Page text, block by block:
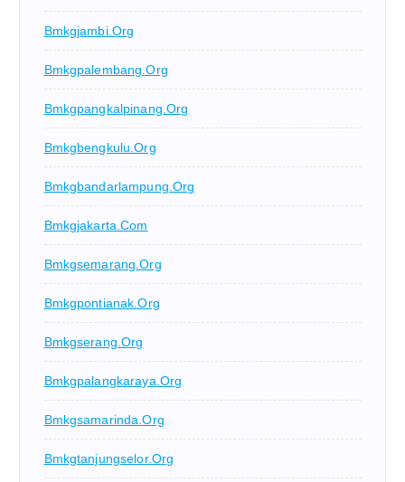
Bmkgjambi.org
Bmkgpalembang.org
Bmkgpangkalpinang.org
Bmkgbengkulu.org
Bmkgbandarlampung.org
Bmkgjakarta.com
Bmkgsemarang.org
Bmkgpontianak.org
Bmkgserang.org
Bmkgpalangkaraya.org
Bmkgsamarinda.org
Bmkgtanjungselor.org